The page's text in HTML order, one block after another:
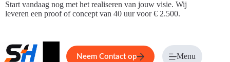
Ga
naar
Start vandaag nog met het realiseren van jouw visie. Wij
leveren een proof of concept van 40 uur voor € 2.500.
Home Service Over ons
Neem Contact op Menu